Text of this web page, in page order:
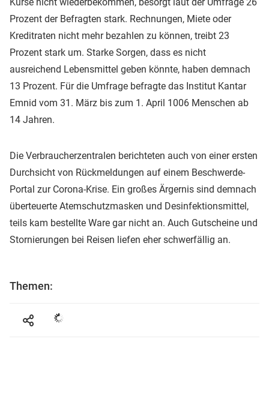
Prozent der Befragten stark. Rechnungen, Miete oder
Kreditraten nicht mehr bezahlen zu können, treibt 23
Prozent stark um. Starke Sorgen, dass es nicht
ausreichend Lebensmittel geben könnte, haben demnach
13 Prozent. Für die Umfrage befragte das Institut Kantar
Emnid vom 31. März bis zum 1. April 1006 Menschen ab
14 Jahren.
Die Verbraucherzentralen berichteten auch von einer ersten
Durchsicht von Rückmeldungen auf einem Beschwerde-
Portal zur Corona-Krise. Ein großes Ärgernis sind demnach
überteuerte Atemschutzmasken und Desinfektionsmittel,
teils kam bestellte Ware gar nicht an. Auch Gutscheine und
Stornierungen bei Reisen liefen eher schwerfällig an.
Themen: